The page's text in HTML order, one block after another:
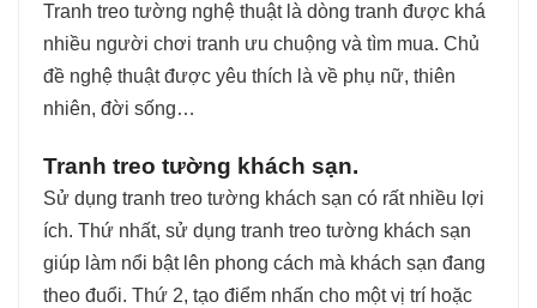
Tranh treo tường nghệ thuật là dòng tranh được khá
nhiều người chơi tranh ưu chuộng và tìm mua. Chủ
đề nghệ thuật được yêu thích là về phụ nữ, thiên
nhiên, đời sống…
Tranh treo tường khách sạn.
Sử dụng tranh treo tường khách sạn có rất nhiều lợi
ích. Thứ nhất, sử dụng tranh treo tường khách sạn
giúp làm nổi bật lên phong cách mà khách sạn đang
theo đuổi. Thứ 2, tạo điểm nhấn cho một vị trí hoặc